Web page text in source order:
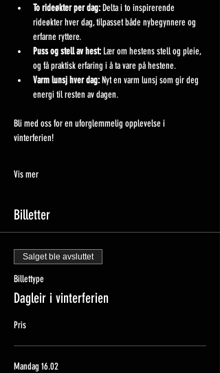
To rideøkter per dag: Delta i to inspirerende
rideøkter hver dag, tilpasset både nybegynnere og
erfarne ryttere.
Puss og stell av hest: Lær om hestens stell og pleie,
og få praktisk erfaring i å ta vare på hestene.
Varm lunsj hver dag: Nyt en varm lunsj som gir deg
energi til resten av dagen.
Bli med oss for en uforglemmelig opplevelse i
vinterferien!
Vis mer
Billetter
Salget ble avsluttet
Billettype
Dagleir i vinterferien
Pris
Mandag 16.02